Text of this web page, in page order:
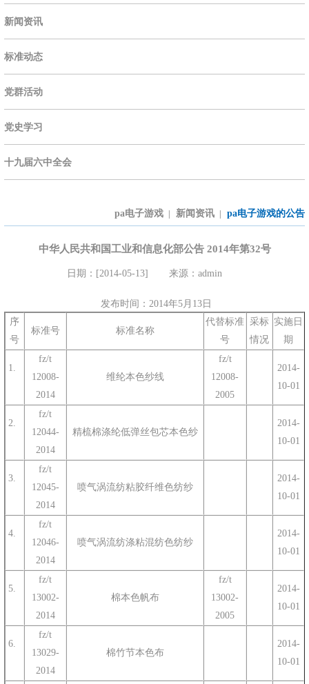
新闻资讯
标准动态
党群活动
党史学习
十九届六中全会
pa电子游戏 新闻资讯 pa电子游戏的公告
中华人民共和国工业和信息化部公告 2014年第32号
日期：[2014-05-13] 来源：admin
发布时间：2014年5月13日
序
号
标准号 标准名称
代替标准
号
采标
情况
实施日
期
1.
fz/t
12008-
2014
维纶本色纱线
fz/t
12008-
2005
2014-
10-01
2.
fz/t
12044-
2014
精梳棉涤纶低弹丝包芯本色纱
2014-
10-01
3.
fz/t
12045-
2014
喷气涡流纺粘胶纤维色纺纱
2014-
10-01
4.
fz/t
12046-
2014
喷气涡流纺涤粘混纺色纺纱
2014-
10-01
5.
fz/t
13002-
2014
棉本色帆布
fz/t
13002-
2005
2014-
10-01
6.
fz/t
13029-
2014
棉竹节本色布
2014-
10-01